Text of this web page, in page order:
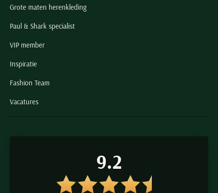
Grote maten herenkleding
Paul & Shark specialist
VIP member
Inspiratie
Fashion Team
Vacatures
9.2